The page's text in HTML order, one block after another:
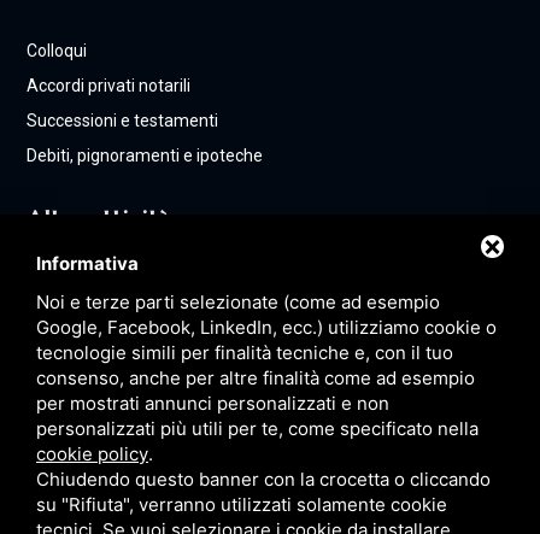
Colloqui
Accordi privati notarili
Successioni e testamenti
Debiti, pignoramenti e ipoteche
Altre attività
Contatti
+39 0532 892574
+39 3317276725
mesposito@notariato.it
Informativa
Noi e terze parti selezionate (come ad esempio
Google, Facebook, LinkedIn, ecc.) utilizziamo cookie o
tecnologie simili per finalità tecniche e, con il tuo
consenso, anche per altre finalità come ad esempio
per mostrati annunci personalizzati e non
personalizzati più utili per te, come specificato nella
cookie policy.
Chiudendo questo banner con la crocetta o cliccando
su "Rifiuta", verranno utilizzati solamente cookie